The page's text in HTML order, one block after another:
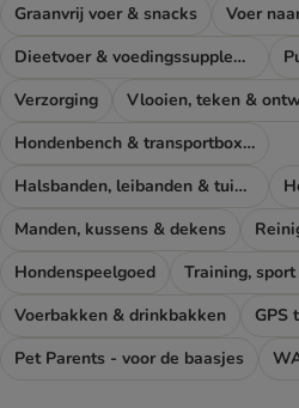
Graanvrij voer & snacks
Voer
Dieetvoer & voedingssupplementen hond
Verzorging
Vlooien, teken &
Hondenbench & transportboxen
Halsbanden, leibanden & tuigen
Manden, kussens & dekens
Hondenspeelgoed
Training,
Voerbakken & drinkbakken
GPS
Pet Parents - voor de baasjes